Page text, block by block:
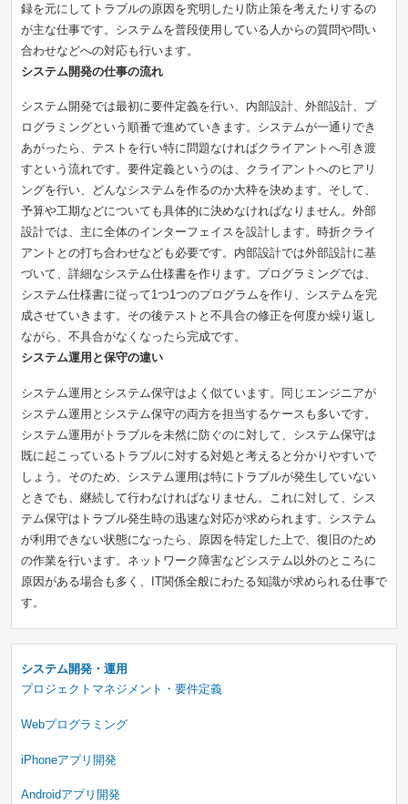
録を元にしてトラブルの原因を究明したり防止策を考えたりするの
が主な仕事です。システムを普段使用している人からの質問や問い
合わせなどへの対応も行います。
システム開発の仕事の流れ
システム開発では最初に要件定義を行い、内部設計、外部設計、プ
ログラミングという順番で進めていきます。システムが一通りでき
あがったら、テストを行い特に問題なければクライアントへ引き渡
すという流れです。要件定義というのは、クライアントへのヒアリ
ングを行い、どんなシステムを作るのか大枠を決めます。そして、
予算や工期などについても具体的に決めなければなりません。外部
設計では、主に全体のインターフェイスを設計します。時折クライ
アントとの打ち合わせなども必要です。内部設計では外部設計に基
づいて、詳細なシステム仕様書を作ります。プログラミングでは、
システム仕様書に従って1つ1つのプログラムを作り、システムを完
成させていきます。その後テストと不具合の修正を何度か繰り返し
ながら、不具合がなくなったら完成です。
システム運用と保守の違い
システム運用とシステム保守はよく似ています。同じエンジニアが
システム運用とシステム保守の両方を担当するケースも多いです。
システム運用がトラブルを未然に防ぐのに対して、システム保守は
既に起こっているトラブルに対する対処と考えると分かりやすいで
しょう。そのため、システム運用は特にトラブルが発生していない
ときでも、継続して行わなければなりません。これに対して、シス
テム保守はトラブル発生時の迅速な対応が求められます。システム
が利用できない状態になったら、原因を特定した上で、復旧のため
の作業を行います。ネットワーク障害などシステム以外のところに
原因がある場合も多く、IT関係全般にわたる知識が求められる仕事で
す。
システム開発・運用
プロジェクトマネジメント・要件定義
Webプログラミング
iPhoneアプリ開発
Androidアプリ開発